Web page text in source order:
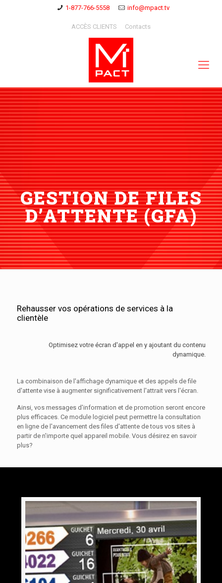
1-877-766-5558 info@mpact.tv
ACCÈS CLIENTS Contacts
GESTION DE FILES
D’ATTENTE (GFA)
Rehausser vos opérations de services à la
clientèle
Optimisez votre écran d'appel en y ajoutant du contenu
dynamique.
La combinaison de l'affichage dynamique et des appels de file
d'attente vise à augmenter significativement l'attrait vers l'écran.
Ainsi, vos messages d'information et de promotion seront encore
plus efficaces. Ce module logiciel peut permettre la consultation
en ligne de l'avancement des files d'attente de tous vos sites à
partir de n'importe quel appareil mobile. Vous désirez en savoir
plus?